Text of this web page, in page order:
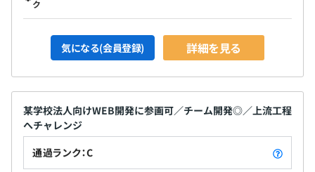
Java、VB.NET、C♯.NET、SQL など
ク
気になる(会員登録) 詳細を見る
某学校法人向けWEB開発に参画可／チーム開発◎／上流工程
へチャレンジ
通過ランク：C